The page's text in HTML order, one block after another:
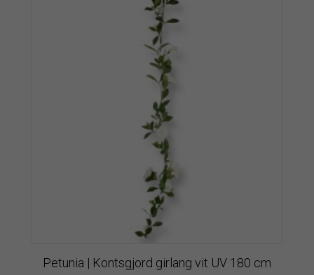
Petunia | Kontsgjord girlang vit UV 180 cm